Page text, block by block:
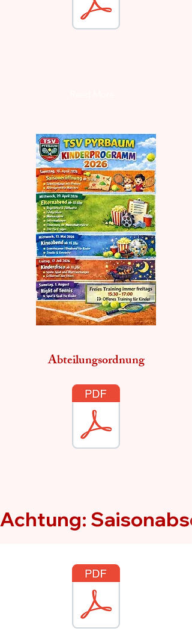
Abteilungsordnung
Achtung: